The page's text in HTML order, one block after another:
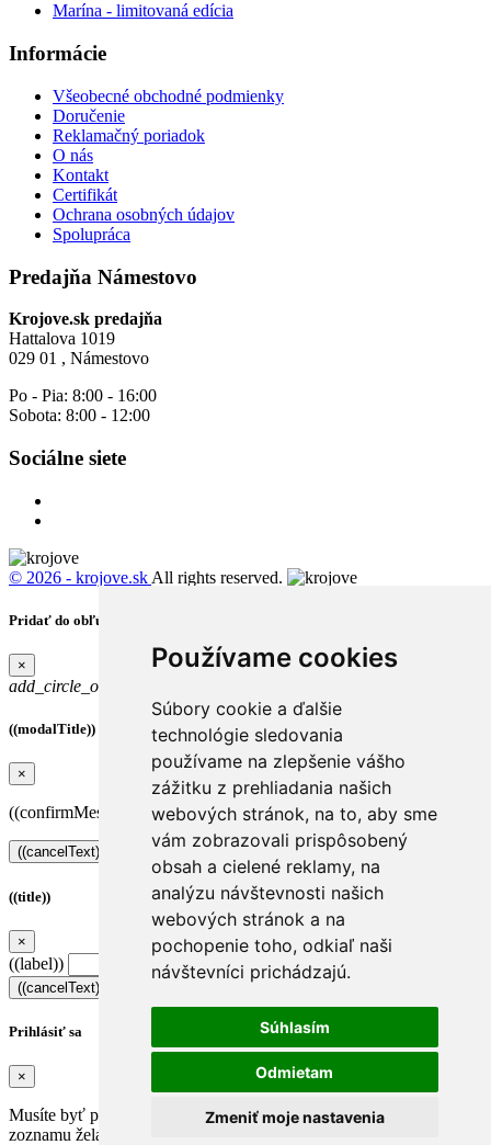
Používame cookies
Súbory cookie a ďalšie
technológie sledovania
používame na zlepšenie vášho
zážitku z prehliadania našich
webových stránok, na to, aby sme
vám zobrazovali prispôsobený
obsah a cielené reklamy, na
analýzu návštevnosti našich
webových stránok a na
pochopenie toho, odkiaľ naši
návštevníci prichádzajú.
Súhlasím
Odmietam
Zmeniť moje nastavenia
Marína - limitovaná edícia
Informácie
Všeobecné obchodné podmienky
Doručenie
Reklamačný poriadok
O nás
Kontakt
Certifikát
Ochrana osobných údajov
Spolupráca
Predajňa Námestovo
Krojove.sk predajňa
Hattalova 1019
029 01 , Námestovo
Po - Pia: 8:00 - 16:00
Sobota: 8:00 - 12:00
Sociálne siete
© 2026 - krojove.sk All rights reserved.
Pridať do obľúbených
×
add_circle_outline
((modalTitle))
×
((confirmMessage))
((cancelText)) ((modalDeleteText))
((title))
×
((label))
((cancelText))
Prihlásiť sa
×
Musíte byť prihlásený, aby ste si mohli výrobky uložiť do svojho
zoznamu želaní.